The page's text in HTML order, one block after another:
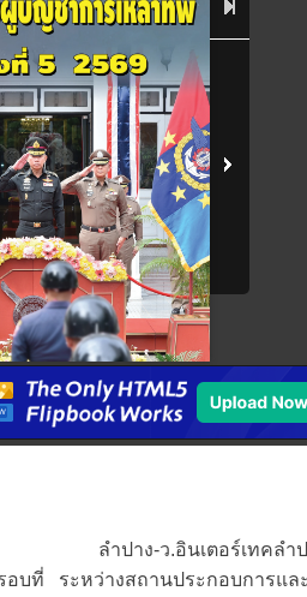
อบที่
ลำปาง-ว.อินเตอร์เทคล
ระหว่างสถานประกอบการแ